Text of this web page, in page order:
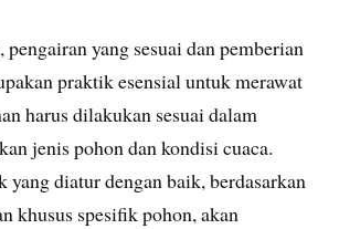
pengairan yang sesuai dan pemberian
praktik esensial untuk merawat
harus dilakukan sesuai dalam
jenis pohon dan kondisi cuaca.
yang diatur dengan baik, berdasarkan
khusus spesifik pohon, akan